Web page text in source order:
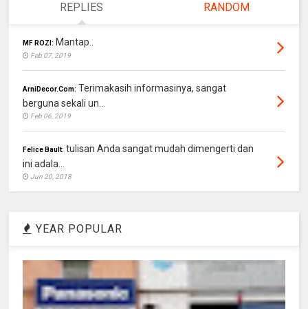
REPLIES RANDOM
MF ROZI: Mantap..
Feb 07, 2019
ArniDecor.Com: Terimakasih informasinya, sangat
berguna sekali un...
Feb 06, 2019
Felice Bault: tulisan Anda sangat mudah dimengerti dan
ini adala...
Jun 20, 2018
YEAR POPULAR